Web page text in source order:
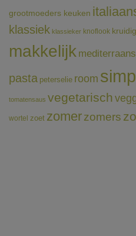
grootmoeders keuken
klassiek klassieker knoflook kruidig
makkelijk mediterraans
pasta peterselie room
tomatensaus vegetarisch
wortel zoet zomerzomers